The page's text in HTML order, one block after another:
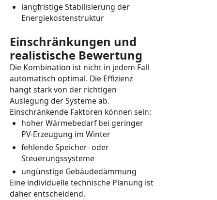
langfristige Stabilisierung der
Energiekostenstruktur
Einschränkungen und
realistische Bewertung
Die Kombination ist nicht in jedem Fall
automatisch optimal. Die Effizienz
hängt stark von der richtigen
Auslegung der Systeme ab.
Einschränkende Faktoren können sein:
hoher Wärmebedarf bei geringer
PV-Erzeugung im Winter
fehlende Speicher- oder
Steuerungssysteme
ungünstige Gebäudedämmung
Eine individuelle technische Planung ist
daher entscheidend.